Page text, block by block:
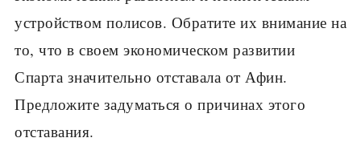
устройством полисов. Обратите их внимание на
то, что в своем эконо­мическом развитии
Спарта значительно отставала от Афин.
Предложите задуматься о причинах этого
отставания.